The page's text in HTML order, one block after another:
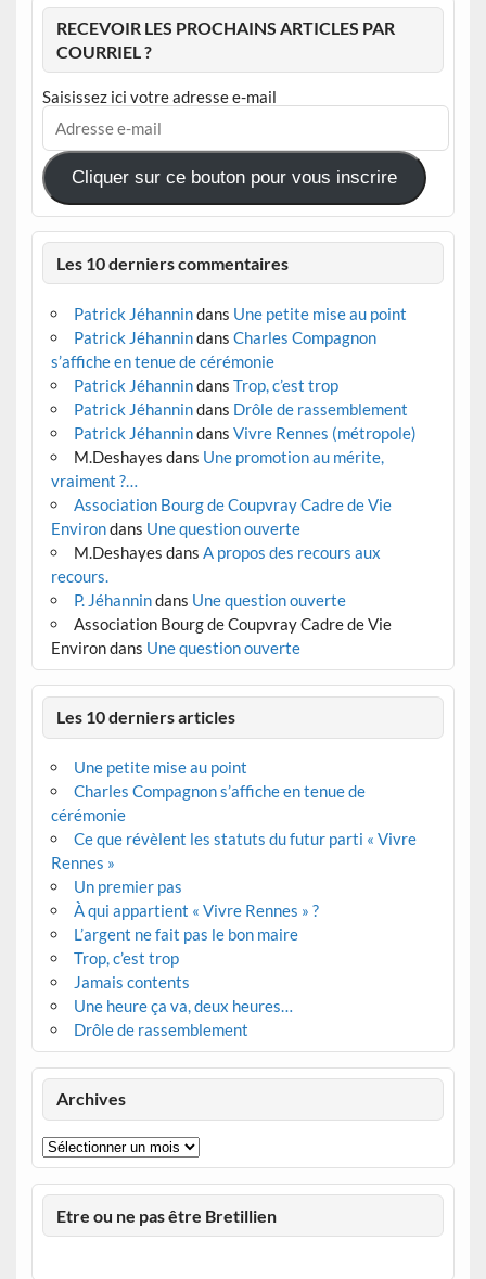
RECEVOIR LES PROCHAINS ARTICLES PAR
COURRIEL ?
Saisissez ici votre adresse e-mail
Adresse
mail
Cliquer sur ce bouton pour vous inscrire
Les 10 derniers commentaires
Patrick Jéhannindans Une petite mise au point
Patrick Jéhannindans Charles Compagnon
s’affiche en tenue de cérémonie
Patrick Jéhannindans Trop, c’est trop
Patrick Jéhannindans Drôle de rassemblement
Patrick Jéhannindans Vivre Rennes (métropole)
M.Deshayes dans Une promotion au mérite,
vraiment ?…
Association Bourg de Coupvray Cadre de Vie
Environdans Une question ouverte
M.Deshayes dans A propos des recours aux
recours.
P. Jéhannindans Une question ouverte
Association Bourg de Coupvray Cadre de Vie
Environdans Une question ouverte
Les 10 derniers articles
Une petite mise au point
Charles Compagnon s’affiche en tenue de
cérémonie
Ce que révèlent les statuts du futur parti « Vivre
Rennes »
Un premier pas
À qui appartient « Vivre Rennes » ?
L’argent ne fait pas le bon maire
Trop, c’est trop
Jamais contents
Une heure ça va, deux heures…
Drôle de rassemblement
Archives
Archives
Etre ou ne pas être Bretillien